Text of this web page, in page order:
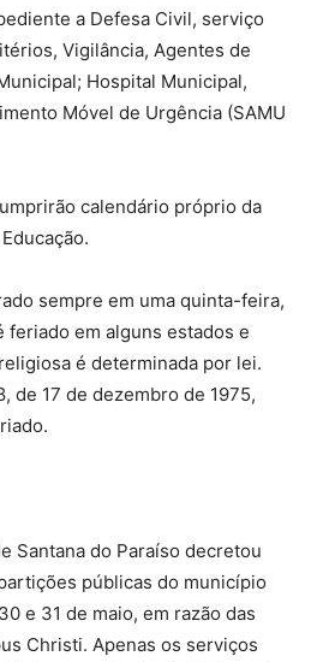
a Defesa Civil, serviço
Vigilância, Agentes de
Hospital Municipal,
Móvel de Urgência (SAMU
calendário próprio da
sempre em uma quinta-feira,
feriado em alguns estados e
é determinada por lei.
de 17 de dezembro de 1975,
Santana do Paraíso decretou
públicas do município
e 31 de maio, em razão das
Christi. Apenas os serviços